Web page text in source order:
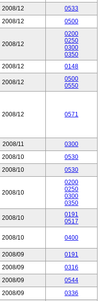
2008/12
0533
2008/12 0500
2008/12
0200
0250
0300
0350
2008/12
0148
2008/12
0500
0550
2008/12 0571
2008/11
0300
2008/10
0530
2008/10 0530
2008/10
0200
0250
0300
0350
2008/10
0191
0517
2008/10 0400
2008/09
0191
2008/09
0316
2008/09
0544
2008/09
0336